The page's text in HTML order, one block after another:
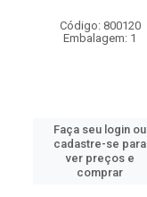
Código: 800120
Embalagem: 1
Faça seu login ou
cadastre-se para
ver preços e
comprar